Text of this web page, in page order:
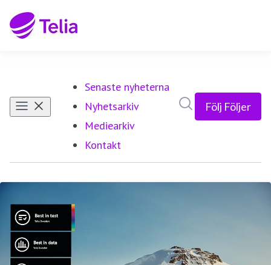
Senaste nyheterna
Nyhetsarkiv
Mediearkiv
Kontakt
Följ Följer